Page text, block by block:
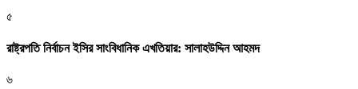
৫
রাষ্ট্রপতি নির্বাচন ইসির সাংবিধানিক এখতিয়ার: সালাহউদ্দিন আহমদ
৬